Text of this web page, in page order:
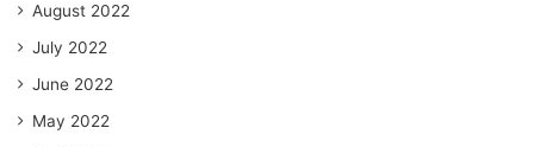
August 2022
July 2022
June 2022
May 2022